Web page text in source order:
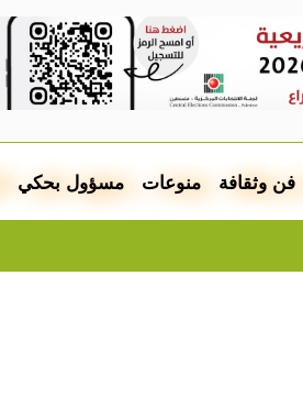
فن وثقافة منوعات مسؤول بحكي